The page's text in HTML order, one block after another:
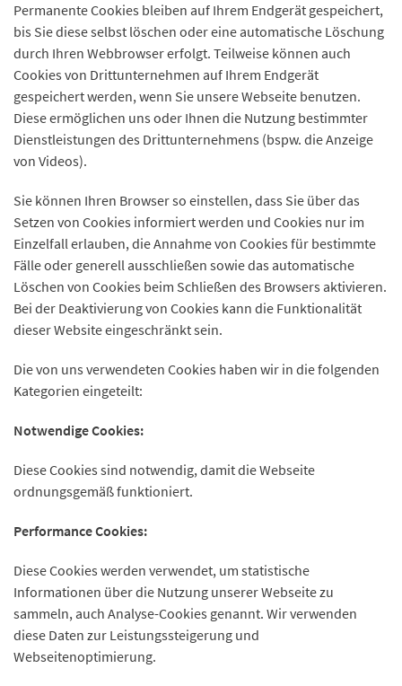
Permanente Cookies bleiben auf Ihrem Endgerät gespeichert,
bis Sie diese selbst löschen oder eine automatische Löschung
durch Ihren Webbrowser erfolgt. Teilweise können auch
Cookies von Drittunternehmen auf Ihrem Endgerät
gespeichert werden, wenn Sie unsere Webseite benutzen.
Diese ermöglichen uns oder Ihnen die Nutzung bestimmter
Dienstleistungen des Drittunternehmens (bspw. die Anzeige
von Videos).
Sie können Ihren Browser so einstellen, dass Sie über das
Setzen von Cookies informiert werden und Cookies nur im
Einzelfall erlauben, die Annahme von Cookies für bestimmte
Fälle oder generell ausschließen sowie das automatische
Löschen von Cookies beim Schließen des Browsers aktivieren.
Bei der Deaktivierung von Cookies kann die Funktionalität
dieser Website eingeschränkt sein.
Die von uns verwendeten Cookies haben wir in die folgenden
Kategorien eingeteilt:
Notwendige Cookies:
Diese Cookies sind notwendig, damit die Webseite
ordnungsgemäß funktioniert.
Performance Cookies:
Diese Cookies werden verwendet, um statistische
Informationen über die Nutzung unserer Webseite zu
sammeln, auch Analyse-Cookies genannt. Wir verwenden
diese Daten zur Leistungssteigerung und
Webseitenoptimierung.